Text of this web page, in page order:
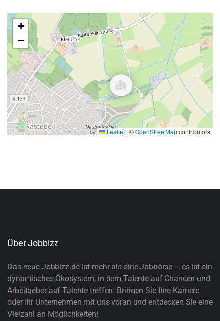
+
−
Leaflet | ©OpenStreetMapcontributors
Über Jobbizz
Das neue Jobbizz.de ist mehr als eine Jobbörse – es ist ein
dynamisches Ökosystem, in dem Talente auf Chancen und
Arbeitgeber auf Talente treffen. Bringen Sie Ihre Karriere
oder Ihr Unternehmen mit uns voran und entdecken Sie eine
Vielzahl an Möglichkeiten!